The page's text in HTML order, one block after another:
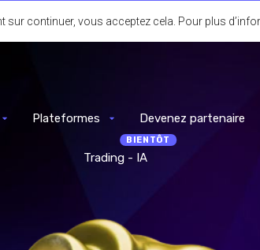
Plateformes Devenez partenaire
Trading - IA
sur continuer, vous acceptez cela. Pour plus